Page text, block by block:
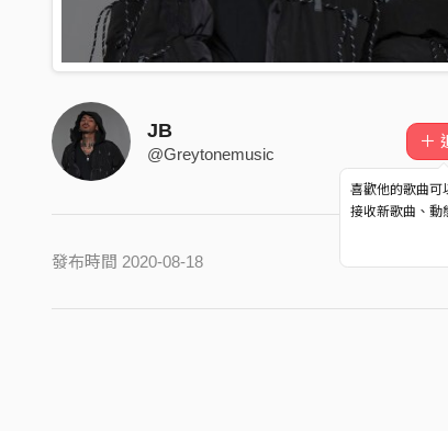
JB
@Greytonemusic
＋
喜歡他的歌曲可
接收新歌曲、動
發布時間 2020-08-18